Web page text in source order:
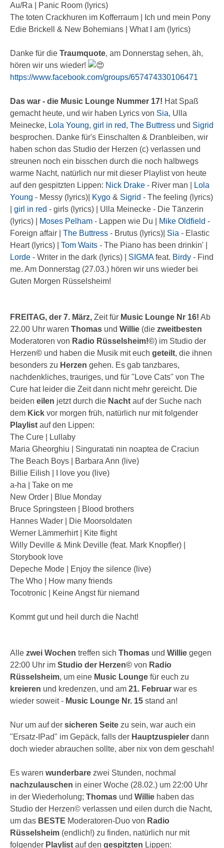
Au/Ra | Panic Room (lyrics)
The toten Crackhuren im Kofferraum | Ich und mein Pony
Edie Brickell & New Bohemians | What I am (lyrics)
Danke für die Traumquote, am Donnerstag sehen, äh,
hören wir uns wieder!
https://www.facebook.com/groups/657474330106471
Das war - die Music Lounge Nummer 17! Hat Spaß
gemacht heute, und wir haben Lyrics von Sia, Ulla
Meinecke, Lola Young, girl in red, The Buttress und Sigrid
besprochen. Danke für's Einschalten & Dranbleiben, wir
haben schon das Studio der Herzen (c) verlassen und
streunen noch ein bisschen durch die noch halbwegs
warme Nacht, natürlich nur mit dieser Playlist von heute
auf den gespitzten Lippen: Nick Drake - River man |
Lola
Young - Messy (lyrics)| Kygo & Sigrid - The feeling (lyrics)
girl in red - girls (lyrics) | Ulla Meinecke - Die Tänzerin
(lyrics) |
Moses Pelham - Lappen wie Du | Mike Oldfield -
Foreign affair | The Buttress - Brutus (lyrics)| Sia - Elastic
Heart (lyrics) | Tom Waits - The Piano has been drinkin' |
Lorde - Writer in the dark (lyrics) | SIGMAfeat. Birdy - Find
me. Am Donnerstag (27.03.) hören wir uns wieder bei
Guten Morgen Rüsselsheim!
FREITAG, der 7. März, Zeit für Music Lounge Nr 16! Ab
22.00 Uhr waren Thomas und Willie (die zweitbesten
Moderatoren von Radio Rüsselsheim!©) im Studio der
Herzen© und haben die Musik mit euch geteilt, die ihnen
besonders zu Herzen gehen. Es gab tanzbares,
nachdenkliches, trauriges, und für "Love Cats" von The
Cure hat leider die Zeit dann nicht mehr gereicht. Die
beiden eilen jetzt durch die Nacht auf der Suche nach
dem Kick vor morgen früh, natürlich nur mit folgender
Playlist auf den Lippen:
The Cure | Lullaby
Maria Gheorghiu | Singuratati nin noaptea de Craciun
The Beach Boys | Barbara Ann (live)
Billie Eilish | I love you (live)
a-ha | Take on me
New Order | Blue Monday
Bruce Springsteen | Blood brothers
Hannes Wader | Die Moorsoldaten
Werner Lämmerhirt | Kite flight
Willy Deville & Mink Deville (feat. Mark Knopfler) |
Storybook love
Depeche Mode | Enjoy the silence (live)
The Who | How many friends
Tocotronic | Keine Angst für niemand
Kommt gut und heil durch die Nacht!
Alle zwei Wochen treffen sich Thomas und Willie gegen
22:00 Uhr im Studio der Herzen© von Radio
Rüsselsheim, um eine Music Lounge für euch zu
kreieren und kredenzen, und am 21. Februar war es
wieder soweit - Music Lounge Nr. 15 stand an!
Nur um auf der sicheren Seite zu sein, war auch ein
"Ersatz-IPad" im Gepäck, falls der Hauptzuspieler dann
doch wieder abrauchen sollte, aber nix von dem geschah!
Es waren wunderbare zwei Stunden, nochmal
nachzulauschen in einer Woche (28.02.) um 22:00 Uhr
in der Wiederholung; Thomas und Willie haben das
Studio der Herzen© verlassen und eilen durch die Nacht,
um das BESTE Moderatoren-Duo von Radio
Rüsselsheim (endlich!) zu finden, natürlich nur mit
folgender Playlist auf den gespitzten Lippen: